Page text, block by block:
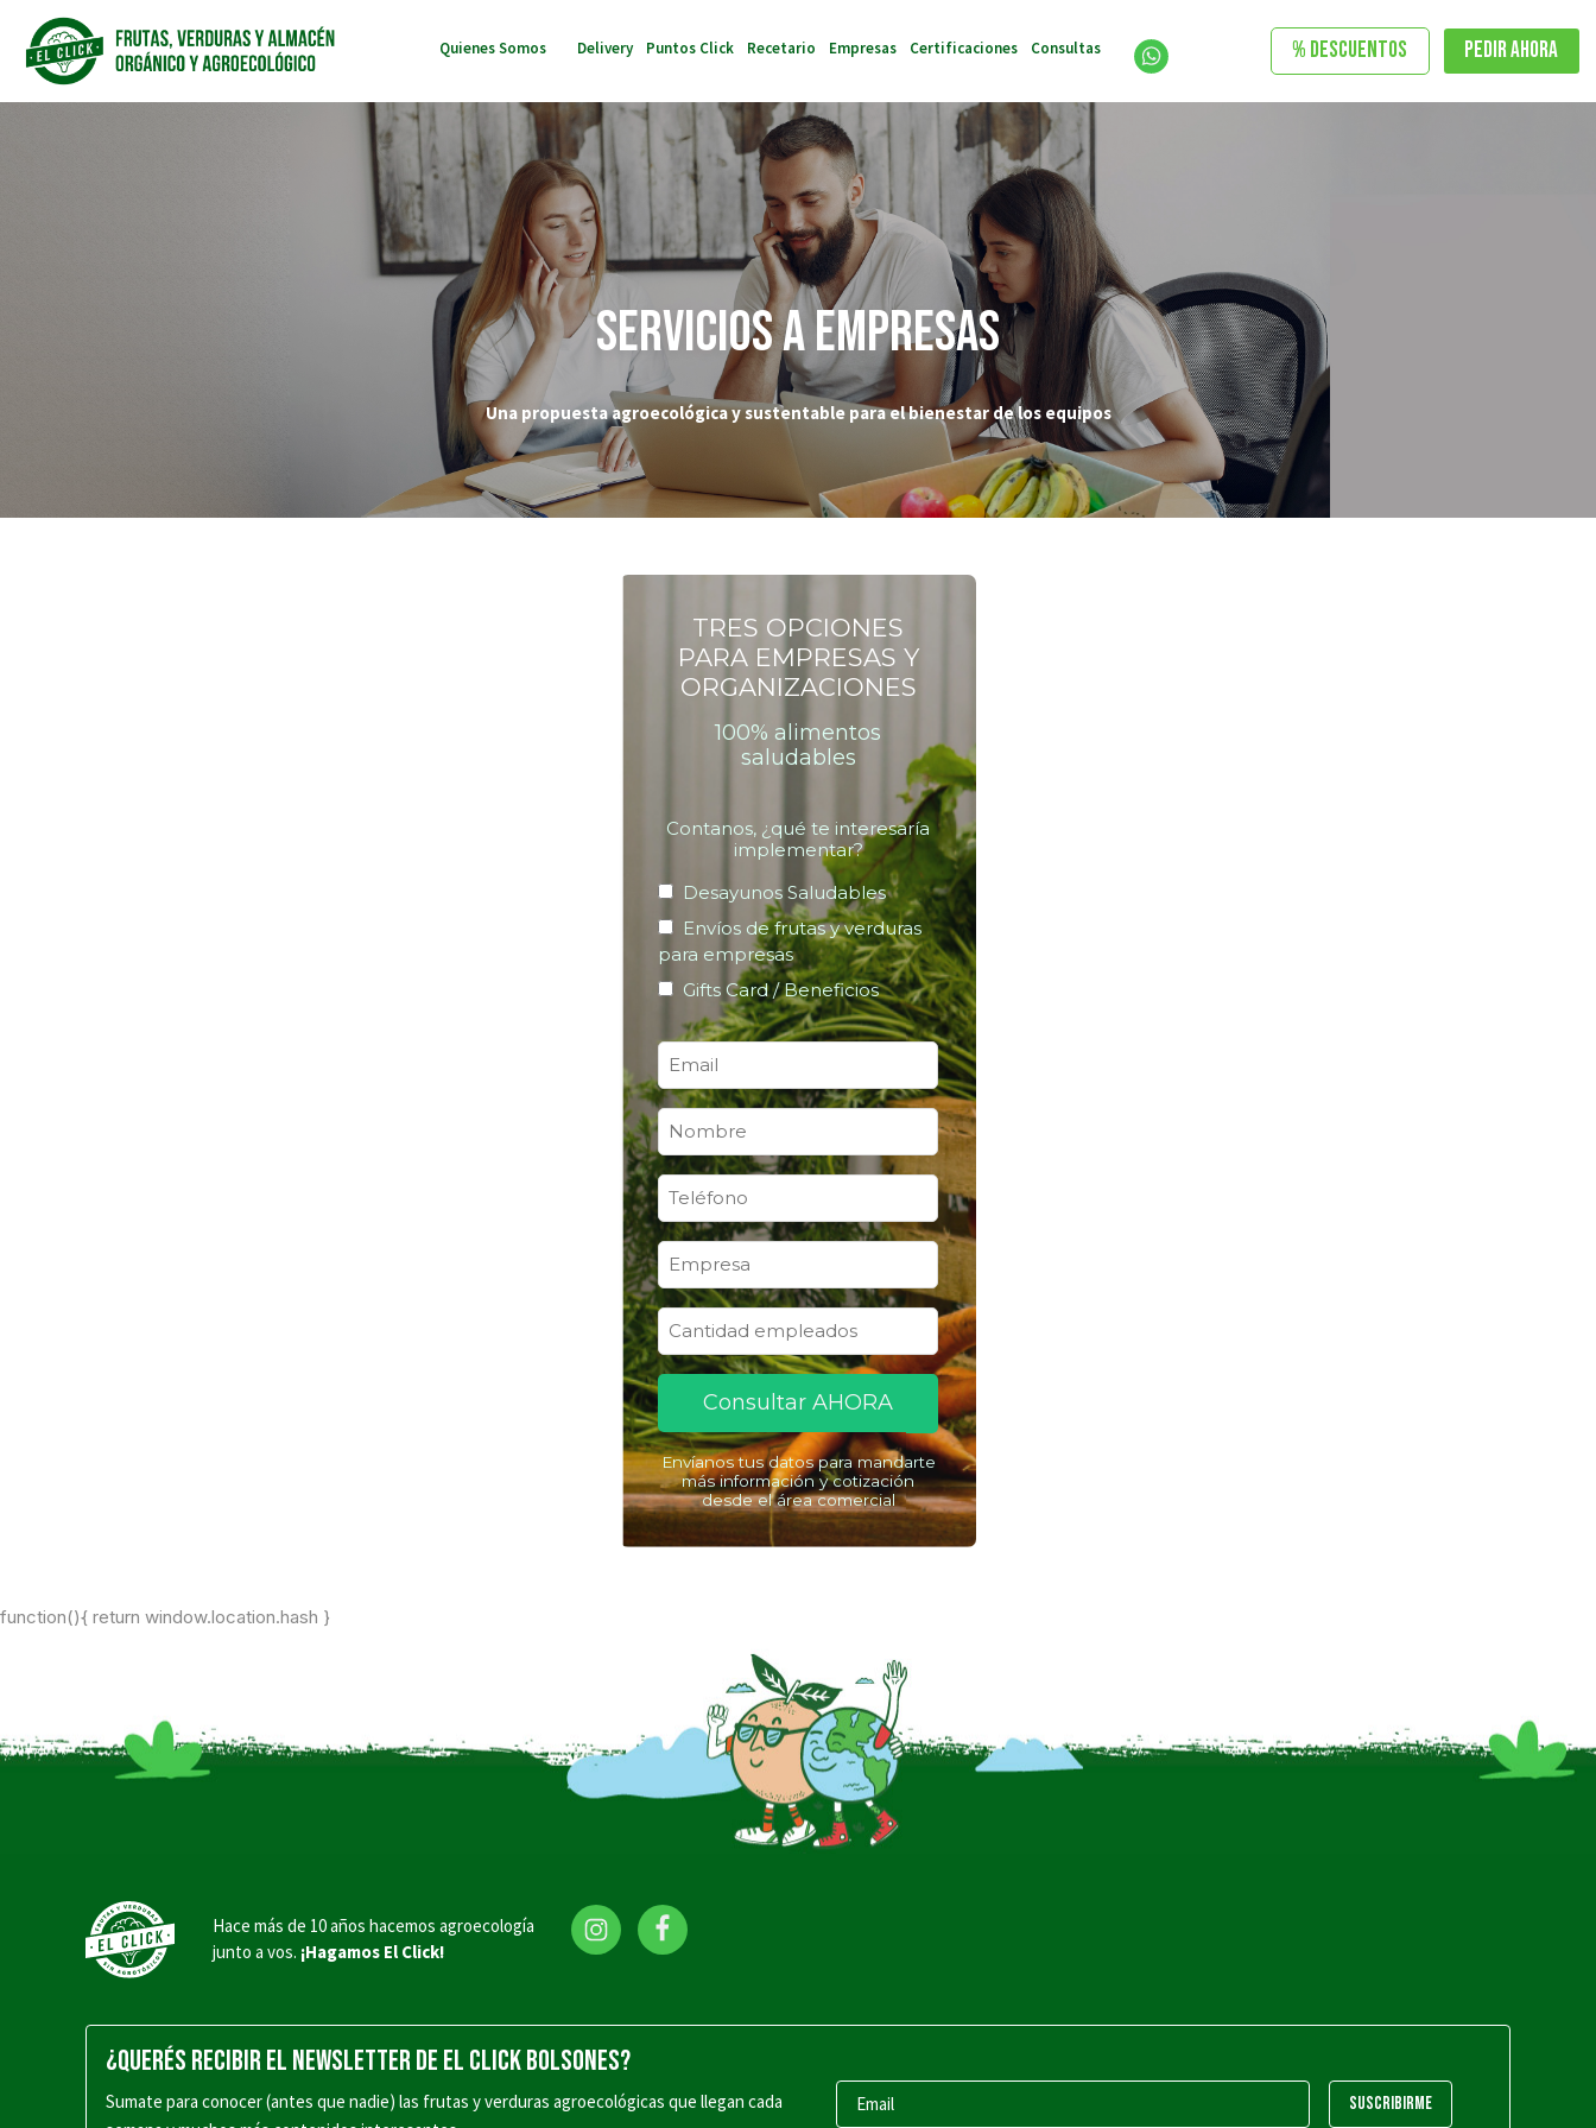
Quienes Somos Delivery Puntos Click Recetario Empresas Certificaciones Consultas % DESCUENTOS Pedir Ahora
Servicios A Empresas
Una propuesta agroecológica y sustentable para el bienestar de los equipos
TRES OPCIONES
PARA EMPRESAS Y
ORGANIZACIONES
100% alimentos
saludables
Contanos, ¿qué te interesaría
implementar?
Desayunos Saludables
Envíos de frutas y verduras
para empresas
Gifts Card / Beneficios
Consultar AHORA
Envíanos tus datos para mandarte
más información y cotización
desde el área comercial
function(){ return window.location.hash }
Hace más de 10 años hacemos agroecología
junto a vos. ¡Hagamos El Click!
¿QUERÉS RECIBIR EL NEWSLETTER DE EL CLICK BOLSONES?
Sumate para conocer (antes que nadie) las frutas y verduras agroecológicas que llegan cada
SUSCRIBIRME